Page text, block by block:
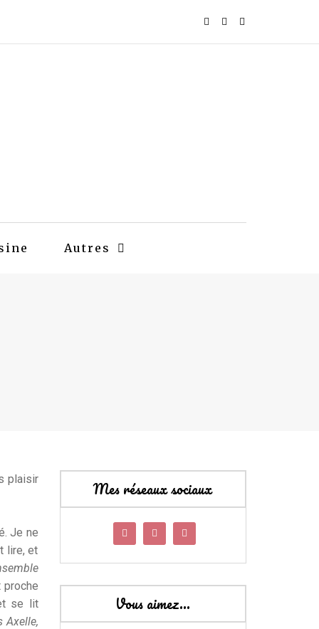
Autres
plaisir
Je ne
lire, et
proche
se lit
Axelle,
Mes réseaux sociaux
Vous aimez…